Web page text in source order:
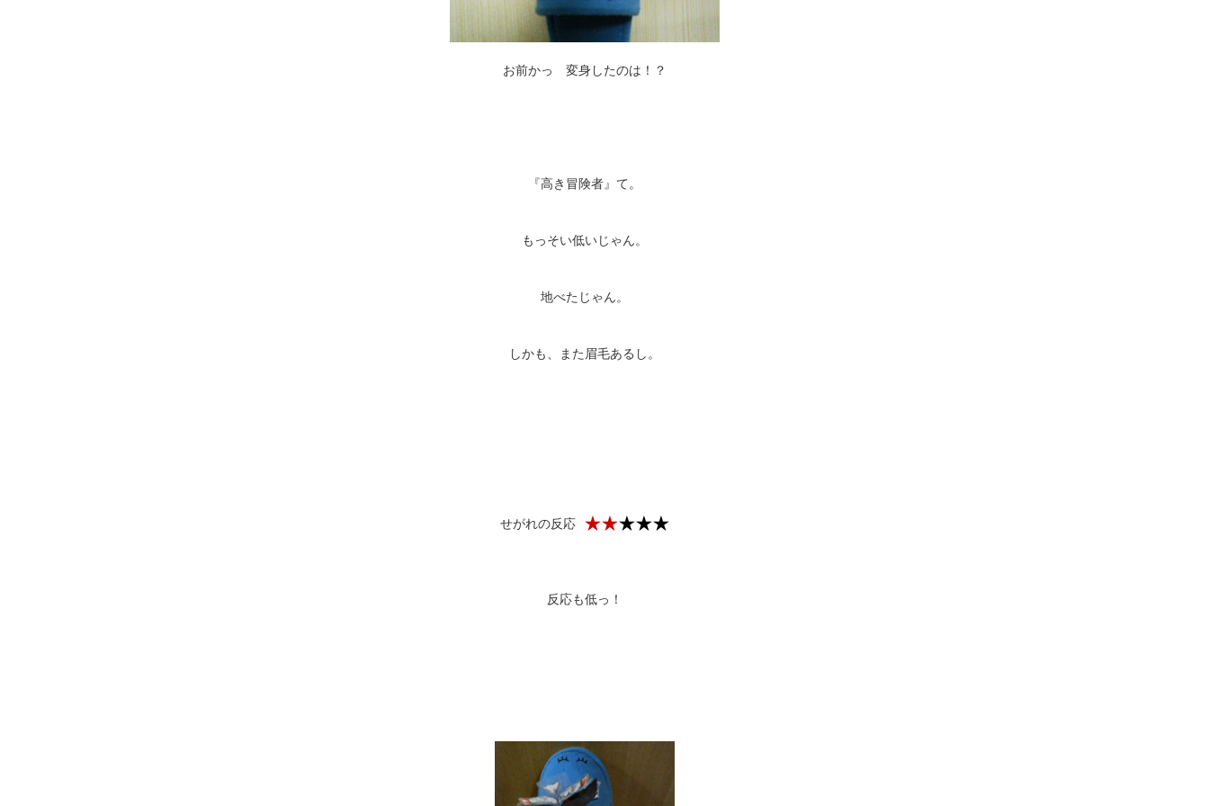
お前かっ 変身したのは！？
『高き冒険者』て。
もっそい低いじゃん。
地べたじゃん。
しかも、また眉毛あるし。
せがれの反応
反応も低っ！